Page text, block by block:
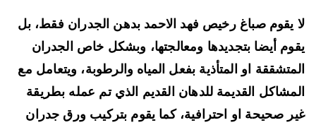
يقوم صباغ رخيص فهد الاحمد بدهن الجدران فقط، بل
أيضا بتجديدها ومعالجتها، وبشكل خاص الجدران
او المتأذية بفعل المياه والرطوبة، ويتعامل مع
القديمة للدهان القديم الذي تم عمله بطريقة
صحيحة او احترافية، كما يقوم بتركيب ورق جدران